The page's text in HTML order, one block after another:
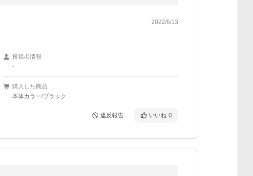
2022/6/13
投稿者情報
-
購入した商品
本体カラー/ブラック
違反報告 いいね 0